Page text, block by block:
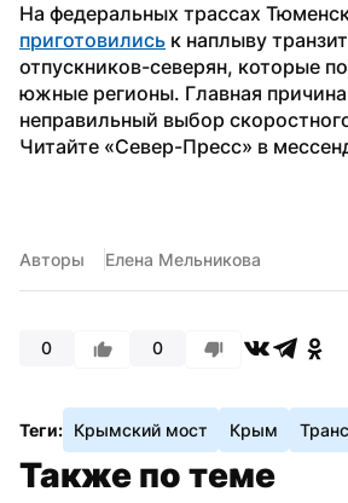
приготовились к наплыву
отпускников-северян, которые
южные регионы. Главная
неправильный выбор
Читайте «Север-Пресс» в
Авторы Елена Мельникова
0 0
Теги: Крымский мост Крым
Также по теме